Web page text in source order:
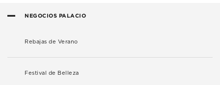
NEGOCIOS PALACIO
Rebajas de Verano
Festival de Belleza